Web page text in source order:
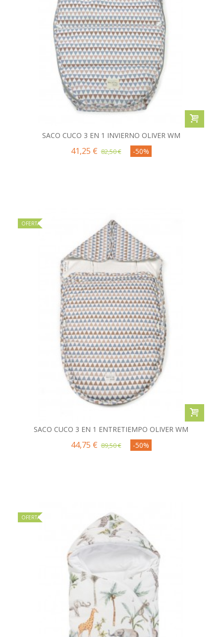
SACO CUCO 3 EN 1 INVIERNO OLIVER WM
41,25 € 82,50 € -50%
OFERTA
SACO CUCO 3 EN 1 ENTRETIEMPO OLIVER WM
44,75 € 89,50 € -50%
OFERTA